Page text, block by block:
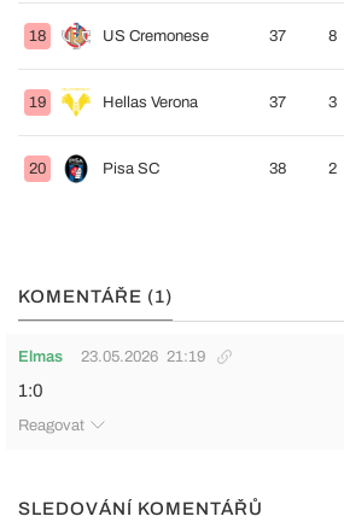
18 US Cremonese 37 8
19 Hellas Verona 37 3
20 Pisa SC 38 2
KOMENTÁŘE (1)
Elmas 23.05.2026 21:19
1:0
Reagovat
SLEDOVÁNÍ KOMENTÁŘŮ